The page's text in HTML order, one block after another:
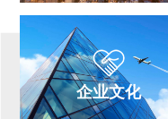
企业文化